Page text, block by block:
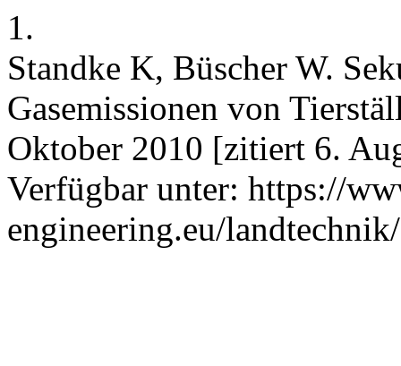
1.
Standke K, Büscher W.
Gasemissionen von
Oktober 2010 [zitiert 6.
Verfügbar unter: https://
engineering.eu/